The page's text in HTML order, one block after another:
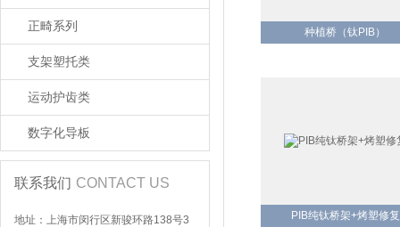
正畸系列
支架塑托类
运动护齿类
数字化导板
联系我们 CONTACT US
地址：上海市闵行区新骏环路138号3
种植桥（钛PIB）
PIB纯钛桥架+烤塑修复